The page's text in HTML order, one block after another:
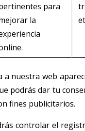
para
la
a nuestra web
podrás dar tu
fines publicitarios.
controlar el